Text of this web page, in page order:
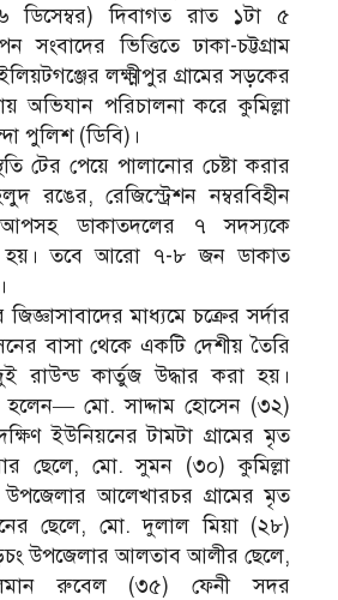
ডিসেম্বর) দিবাগত রাত ১টা ৫
সংবাদের ভিত্তিতে ঢাকা-চট্টগ্রাম
লক্ষ্মীপুর গ্রামের সড়কের
অভিযান পরিচালনা করে কুমিল্লা
পুলিশ (ডিবি)।
টের পেয়ে পালানোর চেষ্টা করার
রঙের, রেজিস্ট্রেশন নম্বরবিহীন
ডাকাতদলের ৭ সদস্যকে
তবে আরো ৭-৮ জন ডাকাত
জিজ্ঞাসাবাদের মাধ্যমে চক্রের সর্দার
বাসা থেকে একটি দেশীয় তৈরি
রাউন্ড কার্তুজ উদ্ধার করা হয়।
হলেন— মো. সাদ্দাম হোসেন (৩২)
ইউনিয়নের টামটা গ্রামের মৃত
ছেলে, মো. সুমন (৩০) কুমিল্লা
আলেখারচর গ্রামের মৃত
ছেলে, মো. দুলাল মিয়া (২৮)
উপজেলার আলতাব আলীর ছেলে,
রুবেল (৩৫) ফেনী সদর